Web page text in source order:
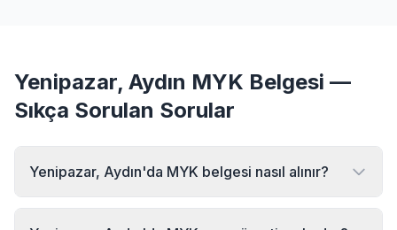
Yenipazar, Aydın MYK Belgesi —
Sıkça Sorulan Sorular
Yenipazar, Aydın'da MYK belgesi nasıl alınır?
Yenipazar, Aydın bölgesinde MYK belgesi almak için MYK
Sınav Merkezi'ne başvurabilirsiniz. Online başvuru formu